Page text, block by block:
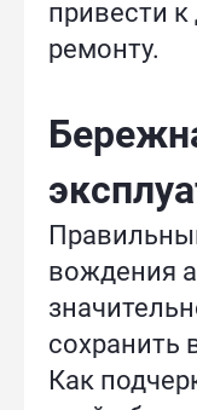
привести
ремонту.
вождения
сохранить
Как